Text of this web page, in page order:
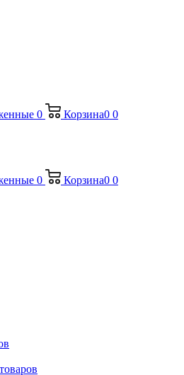
0 Корзина0 0
0 Корзина0 0